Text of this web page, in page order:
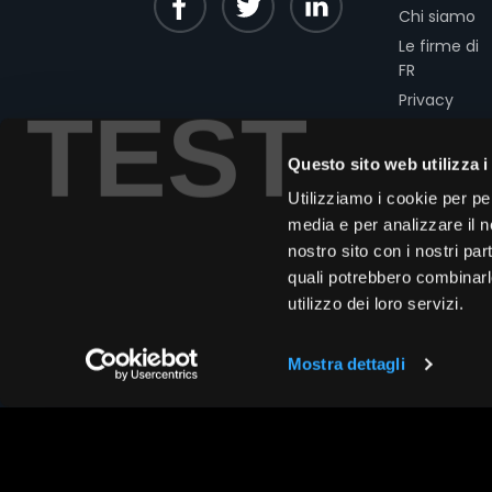
TESTQuesto sito web utilizza i
Utilizziamo i cookie per
media e per analizzare il
nostro sito con i nostri
quali potrebbero
utilizzo dei loro servizi.
Mostra dettagli
Chi siamo
Le firme di
FR
Privacy
Modello 231
Codice
Etico